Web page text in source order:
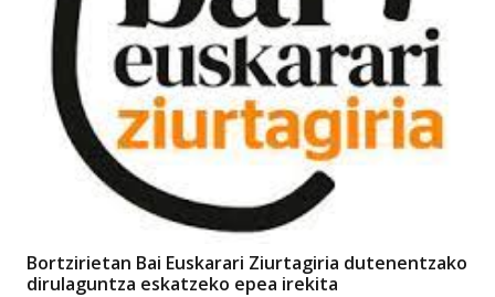
Bortzirietan Bai Euskarari Ziurtagiria dutenentzako
dirulaguntza eskatzeko epea irekita